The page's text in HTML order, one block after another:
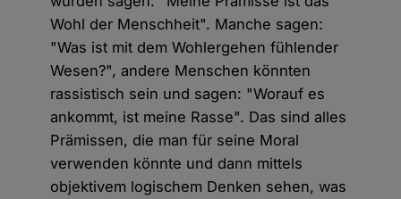
Wohl der Menschheit". Manche sagen:
"Was ist mit dem Wohlergehen fühlender
Wesen?", andere Menschen könnten
rassistisch sein und sagen: "Worauf es
ankommt, ist meine Rasse". Das sind alles
Prämissen, die man für seine Moral
verwenden könnte und dann mittels
objektivem logischem Denken sehen, was